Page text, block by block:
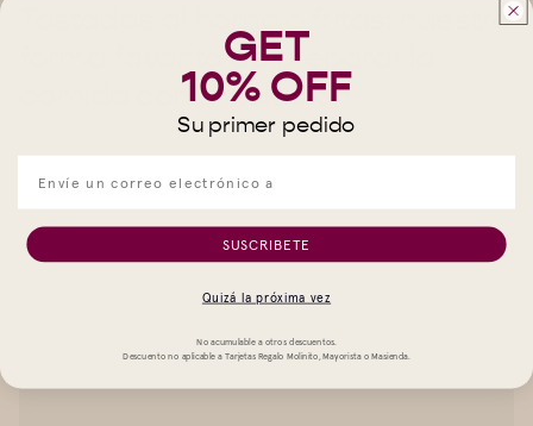
Tostadas al horno o fritas: nuestra
forma favorita de preparar la
comida con antelación
GET
10% OFF
Su primer pedido
SUSCRIBETE
Quizá la próxima vez
No acumulable a otros descuentos.
Descuento no aplicable a Tarjetas Regalo Molinito, Mayorista o Masienda.